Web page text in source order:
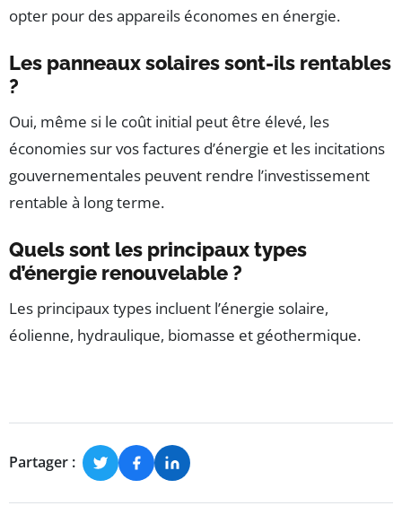
opter pour des appareils économes en énergie.
Les panneaux solaires sont-ils rentables
?
Oui, même si le coût initial peut être élevé, les
économies sur vos factures d’énergie et les incitations
gouvernementales peuvent rendre l’investissement
rentable à long terme.
Quels sont les principaux types
d’énergie renouvelable ?
Les principaux types incluent l’énergie solaire,
éolienne, hydraulique, biomasse et géothermique.
Partager :